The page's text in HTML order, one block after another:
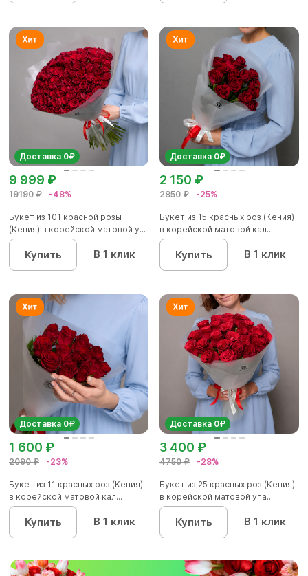
Доставка 0₽
19190 ₽ -48%
9 999 ₽
Букет из 101 красной розы
(Кения) в корейской матовой у...
Купить В 1 клик
Доставка 0₽
2850 ₽ -25%
2 150 ₽
Букет из 15 красных роз (Кения)
в корейской матовой кал...
Купить В 1 клик
Доставка 0₽
2090 ₽ -23%
1 600 ₽
Букет из 11 красных роз (Кения)
в корейской матовой кал...
Купить В 1 клик
Доставка 0₽
4750 ₽ -28%
3 400 ₽
Букет из 25 красных роз (Кения)
в корейской матовой упа...
Купить В 1 клик